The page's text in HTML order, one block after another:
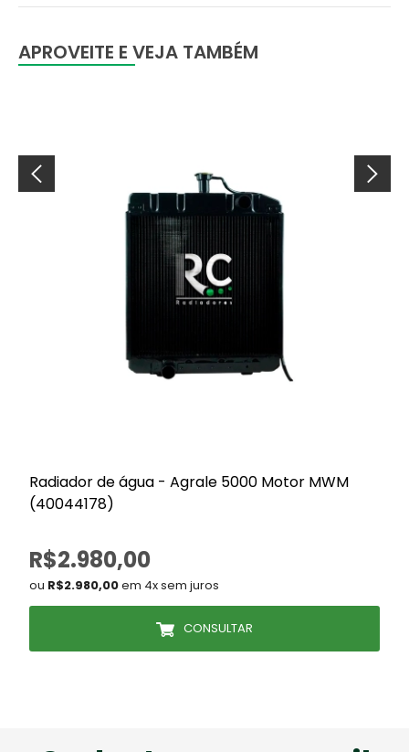
APROVEITE E VEJA TAMBÉM
Radiador de água - Agrale 5000 Motor MWM
(40044178)
R$2.980,00
ou R$2.980,00em 4x sem juros
CONSULTAR